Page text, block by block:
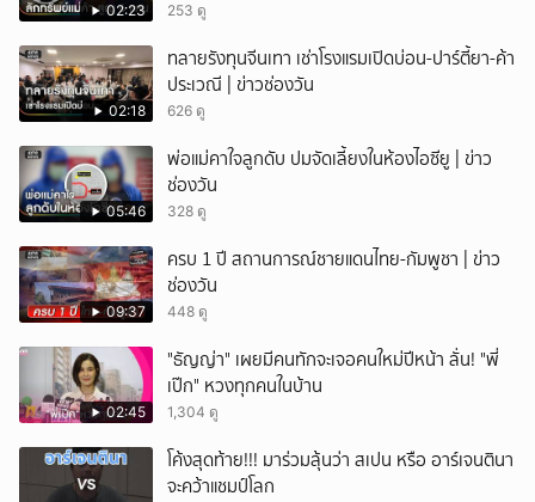
02:23 253 ดู
02:18
ทลายรังทุนจีนเทา เช่าโรงแรมเปิดบ่อน-ปาร์ตี้ยา-ค้า
ประเวณี | ข่าวช่องวัน
626 ดู
05:46
พ่อแม่คาใจลูกดับ ปมจัดเลี้ยงในห้องไอซียู | ข่าว
ช่องวัน
328 ดู
09:37
ครบ 1 ปี สถานการณ์ชายแดนไทย-กัมพูชา | ข่าว
ช่องวัน
448 ดู
02:45
"ธัญญ่า" เผยมีคนทักจะเจอคนใหม่ปีหน้า ลั่น! "พี่
เป๊ก" หวงทุกคนในบ้าน
1,304 ดู
โค้งสุดท้าย!!! มาร่วมลุ้นว่า สเปน หรือ อาร์เจนตินา
จะคว้าแชมป์โลก